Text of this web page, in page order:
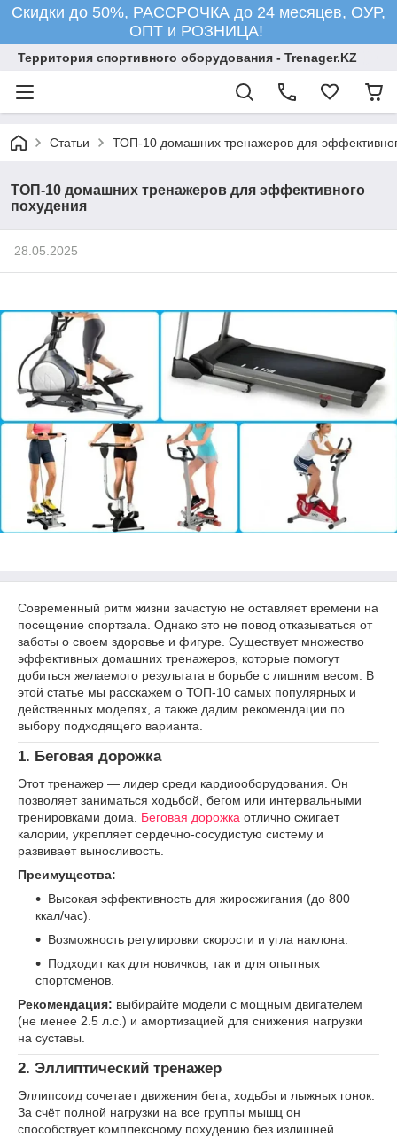
Скидки до 50%, РАССРОЧКА до 24 месяцев, ОУР,
ОПТ и РОЗНИЦА!
Территория спортивного оборудования - Trenager.KZ
Статьи ТОП-10 домашних тренажеров для
ТОП-10 домашних тренажеров для эффективного
похудения
28.05.2025
Современный ритм жизни зачастую не оставляет времени на
посещение спортзала. Однако это не повод отказываться от
заботы о своем здоровье и фигуре. Существует множество
эффективных домашних тренажеров, которые помогут
добиться желаемого результата в борьбе с лишним весом. В
этой статье мы расскажем о ТОП-10 самых популярных и
действенных моделях, а также дадим рекомендации по
выбору подходящего варианта.
1. Беговая дорожка
Этот тренажер — лидер среди кардиооборудования. Он
позволяет заниматься ходьбой, бегом или интервальными
тренировками дома. Беговая дорожка отлично сжигает
калории, укрепляет сердечно-сосудистую систему и
развивает выносливость.
Преимущества:
Высокая эффективность для жиросжигания (до 800
ккал/час).
Возможность регулировки скорости и угла наклона.
Подходит как для новичков, так и для опытных
спортсменов.
Рекомендация: выбирайте модели с мощным двигателем
(не менее 2.5 л.с.) и амортизацией для снижения нагрузки
на суставы.
2. Эллиптический тренажер
Эллипсоид сочетает движения бега, ходьбы и лыжных гонок.
За счёт полной нагрузки на все группы мышц он
способствует комплексному похудению без излишней